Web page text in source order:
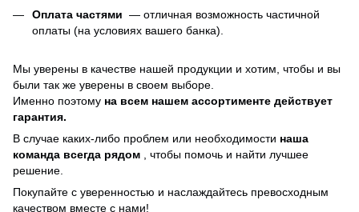
Оплата частями — отличная возможность частичной
оплаты (на условиях вашего банка).
Мы уверены в качестве нашей продукции и хотим, чтобы и вы
были так же уверены в своем выборе.
Именно поэтому на всем нашем ассортименте действует
гарантия.
В случае каких-либо проблем или необходимости наша
команда всегда рядом , чтобы помочь и найти лучшее
решение.
Покупайте с уверенностью и наслаждайтесь превосходным
качеством вместе с нами!